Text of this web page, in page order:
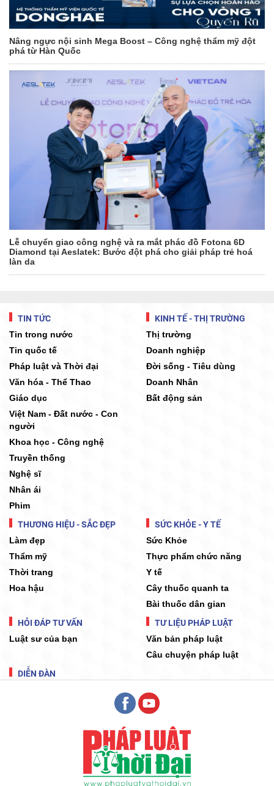
Nâng ngực nội sinh Mega Boost – Công nghệ thẩm mỹ đột
phá từ Hàn Quốc
Lễ chuyển giao công nghệ và ra mắt phác đồ Fotona 6D
Diamond tại Aeslatek: Bước đột phá cho giải pháp trẻ hoá
làn da
TIN TỨC
Tin trong nước
Tin quốc tế
Pháp luật và Thời đại
Văn hóa - Thể Thao
Giáo dục
Việt Nam - Đất nước - Con
người
Khoa học - Công nghệ
Truyền thống
Nghệ sĩ
Nhân ái
Phim
KINH TẾ - THỊ TRƯỜNG
Thị trường
Doanh nghiệp
Đời sống - Tiêu dùng
Doanh Nhân
Bất động sản
THƯƠNG HIỆU - SẮC ĐẸP
Làm đẹp
Thẩm mỹ
Thời trang
Hoa hậu
SỨC KHỎE - Y TẾ
Sức Khỏe
Thực phẩm chức năng
Y tế
Cây thuốc quanh ta
Bài thuốc dân gian
HỎI ĐÁP TƯ VẤN
Luật sư của bạn
TƯ LIỆU PHÁP LUẬT
Văn bản pháp luật
Câu chuyện pháp luật
DIỄN ĐÀN